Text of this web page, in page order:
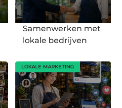
Samenwerken met
lokale bedrijven
LOKALE MARKETING